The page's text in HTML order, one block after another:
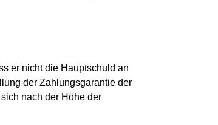
er nicht die Hauptschuld an
der Zahlungsgarantie der
nach der Höhe der